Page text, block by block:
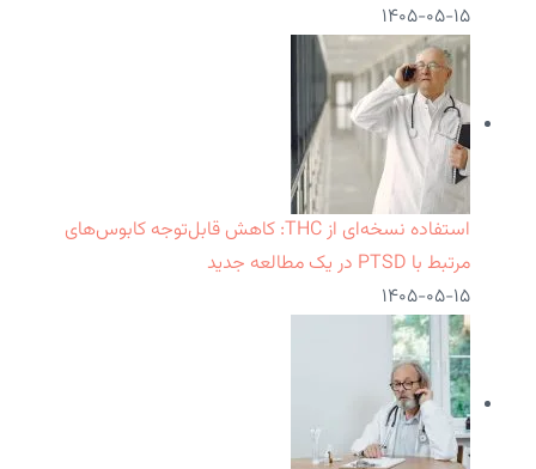
۱۴۰۵-۰۵-۱۵
استفاده نسخه‌ای از THC: کاهش قابل‌توجه کابوس‌های
مرتبط با PTSD در یک مطالعه جدید
۱۴۰۵-۰۵-۱۵